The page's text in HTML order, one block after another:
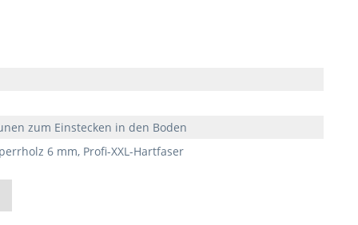
zum Einstecken in den Boden
6 mm, Profi-XXL-Hartfaser